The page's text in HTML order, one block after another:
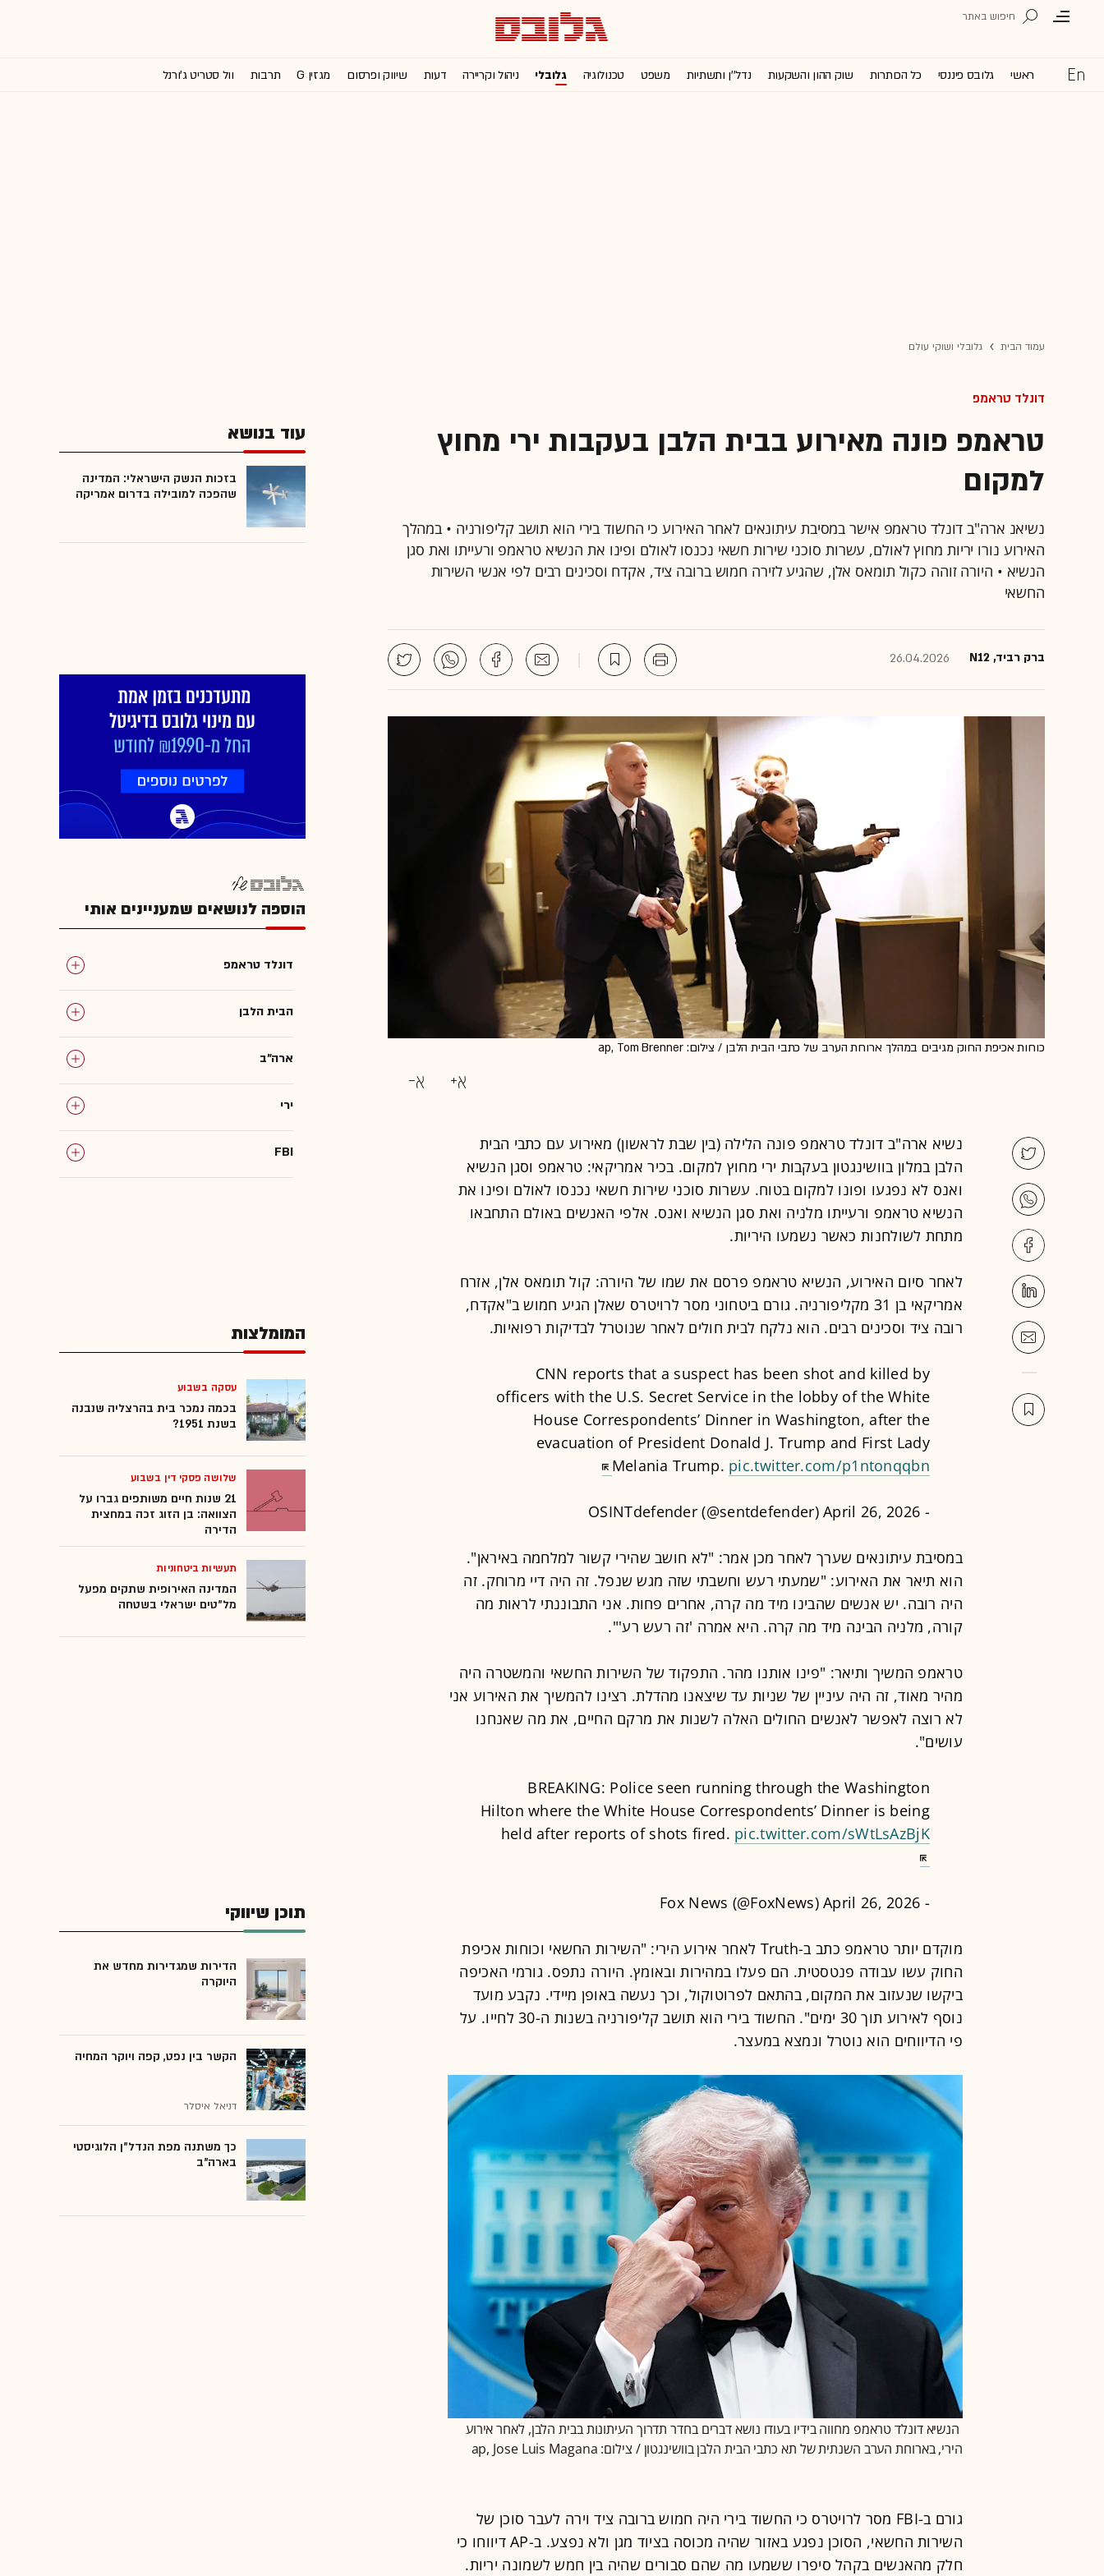
ראשי גלובס פיננסי כל הכותרות שוק ההון והשקעות נדל''ן ותשתיות משפט טכנולוגיה גלובלי ניהול וקריירה דעות שיווק ופרסום מגזין G תרבות וול סטריט ג'ורנל
עמוד הבית גלובלי ושוקי עולם
דונלד טראמפ
טראמפ פונה מאירוע בבית הלבן בעקבות ירי מחוץ
למקום
נשיאנ ארה"ב דונלד טראמפ אישר במסיבת עיתונאים לאחר האירוע כי החשוד בירי הוא תושב קליפורניה • במהלך
האירוע נורו יריות מחוץ לאולם, עשרות סוכני שירות חשאי נכנסו לאולם ופינו את הנשיא טראמפ ורעייתו ואת סגן
הנשיא • היורה זוהה כקול תומאס אלן, שהגיע לזירה חמוש ברובה ציד, אקדח וסכינים רבים לפי אנשי השירות
החשאי
ברק רביד, N12 26.04.2026
כוחות אכיפת החוק מגיבים במהלך ארוחת הערב של כתבי הבית הלבן / צילום: ap, Tom Brenner
נשיא ארה"ב דונלד טראמפ פונה הלילה (בין שבת לראשון) מאירוע עם כתבי הבית
הלבן במלון בוושינגטון בעקבות ירי מחוץ למקום. בכיר אמריקאי: טראמפ וסגן הנשיא
ואנס לא נפגעו ופונו למקום בטוח. עשרות סוכני שירות חשאי נכנסו לאולם ופינו את
הנשיא טראמפ ורעייתו מלניה ואת סגן הנשיא ואנס. אלפי האנשים באולם התחבאו
מתחת לשולחנות כאשר נשמעו היריות.
לאחר סיום האירוע, הנשיא טראמפ פרסם את שמו של היורה: קול תומאס אלן, אזרח
אמריקאי בן 31 מקליפורניה. גורם ביטחוני מסר לרויטרס שאלן הגיע חמוש ב"אקדח,
רובה ציד וסכינים רבים. הוא נלקח לבית חולים לאחר שנוטרל לבדיקות רפואיות.
CNN reports that a suspect has been shot and killed by
officers with the U.S. Secret Service in the lobby of the White
House Correspondents’ Dinner in Washington, after the
evacuation of President Donald J. Trump and First Lady
Melania Trump. pic.twitter.com/p1ntonqqbn
- OSINTdefender (@sentdefender)
April 26, 2026
במסיבת עיתונאים שערך לאחר מכן אמר: "לא חושב שהירי קשור למלחמה באיראן".
הוא תיאר את האירוע: "שמעתי רעש וחשבתי שזה מגש שנפל. זה היה דיי מרוחק. זה
היה רובה. יש אנשים שהבינו מיד מה קרה, אחרים פחות. אני התבוננתי לראות מה
קורה, מלניה הבינה מיד מה קרה. היא אמרה 'זה רעש רע'".
טראמפ המשיך ותיאר: "פינו אותנו מהר. התפקוד של השירות החשאי והמשטרה היה
מהיר מאוד, זה היה עיניין של שניות עד שיצאנו מהדלת. רצינו להמשיך את האירוע אני
לא רוצה לאפשר לאנשים החולים האלה לשנות את מרקם החיים, את מה שאנחנו
עושים".
BREAKING: Police seen running through the Washington
Hilton where the White House Correspondents’ Dinner is being
held after reports of shots fired. pic.twitter.com/sWtLsAzBjK
- Fox News (@FoxNews)
April 26, 2026
מוקדם יותר טראמפ כתב ב-Truth לאחר אירוע הירי: "השירות החשאי וכוחות אכיפת
החוק עשו עבודה פנטסטית. הם פעלו במהירות ובאומץ. היורה נתפס. גורמי האכיפה
ביקשו שנעזוב את המקום, בהתאם לפרוטוקול, וכך נעשה באופן מיידי. נקבע מועד
נוסף לאירוע תוך 30 ימים". החשוד בירי הוא תושב קליפורניה בשנות ה-30 לחייו. על
פי הדיווחים הוא נוטרל ונמצא במעצר.
הנשיא דונלד טראמפ מחווה בידיו בעודו נושא דברים בחדר תדרוך העיתונות בבית הלבן, לאחר אירוע
הירי, בארוחת הערב השנתית של תא כתבי הבית הלבן בוושינגטון / צילום: ap, Jose Luis Magana
גורם ב-FBI מסר לרויטרס כי החשוד בירי היה חמוש ברובה ציד וירה לעבר סוכן של
השירות החשאי, הסוכן נפגע באזור שהיה מכוסה בציוד מגן ולא נפצע. ב-AP דיווחו כי
חלק מהאנשים בקהל סיפרו ששמעו מה שהם סבורים שהיה בין חמש לשמונה יריות.
עוד בנושא
בזכות הנשק הישראלי: המדינה
שהפכה למובילה בדרום אמריקה
הוספה לנושאים שמעניינים אותי
דונלד טראמפ
הבית הלבן
ארה"ב
ירי
FBI
המומלצות
עסקה בשבוע
בכמה נמכר בית בהרצליה שנבנה
בשנת 1951?
שלושה פסקי דין בשבוע
21 שנות חיים משותפים גברו על
הצוואה: בן הזוג זכה במחצית
הדירה
תעשיות ביטחוניות
המדינה האירופית שתקים מפעל
מל"טים ישראלי בשטחה
תוכן שיווקי
הדירות שמגדירות מחדש את
היוקרה
הקשר בין נפט, קפה ויוקר המחיה
דניאל איסלר
כך משתנה מפת הנדל"ן הלוגיסטי
בארה"ב